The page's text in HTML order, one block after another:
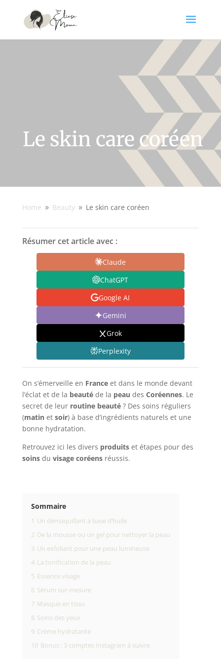
Le skin care coréen
Home 9 Beauty 9 Le skin care coréen
Résumer cet article avec :
Claude
ChatGPT
Google AI
Gemini
Grok
Perplexity
On s’émerveille en Franceet dans le monde devant
l’éclat et de la beautéde la peau des Coréennes. Le
secret de leur routine beauté? Des soins réguliers
(matin etsoir) à base d’ingrédients naturels et une
bonne hydratation.
Retrouvez ici les divers produitset étapes pour des
soinsdu visage coréensréussis.
Sommaire
1 Un démaquillant à base d’huile
2 De la mousse ou un gel pour nettoyer la peau
3 Un exfoliant pour une peau lumineuse
4 La tonification de la peau
5 Essence visage
6 Sérum sur-mesure
7 Masque en tissu
8 Soins des yeux
9 Crème hydratante
10 Bonus : 3 comptes Instagram à suivre